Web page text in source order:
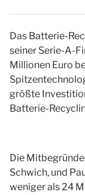
Das Batterie-
seiner Serie-A-
Millionen Euro
größte
Batterie-
Die
Schwich, und
weniger als 24